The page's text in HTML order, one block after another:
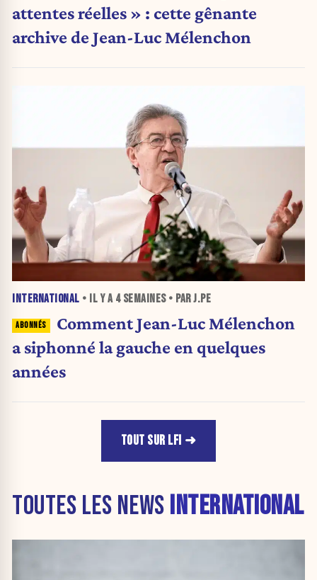
attentes réelles » : cette gênante
archive de Jean-Luc Mélenchon
INTERNATIONAL • IL Y A 4 SEMAINES• PAR J.PE
Comment Jean-Luc Mélenchon
a siphonné la gauche en quelques
années
TOUT SUR LFI
TOUTES LES NEWS INTERNATIONAL